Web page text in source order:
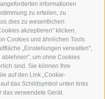
informationen
zu erteilen, zu
dies zu wesentlichen
akzeptieren" klicken,
Cookies und ähnlichen Tools
„Einstellungen verwalten",
ablehnen", um ohne Cookies
sind. Sie können Ihre
auf den Link „Cookie-
das Schildsymbol unten links
das verwendete Gerät.